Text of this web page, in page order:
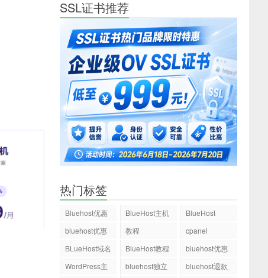
SSL证书推荐
热门标签
Bluehost优惠
BlueHost主机
BlueHost
bluehost优惠
教程
cpanel
BLueHost域名
BlueHost教程
bluehost优惠
WordPress主
bluehost独立
bluehost退款